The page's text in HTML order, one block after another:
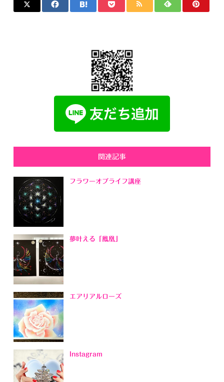
関連記事
フラワーオブライフ講座
夢叶える「鳳凰」
エアリアルローズ
Instagram